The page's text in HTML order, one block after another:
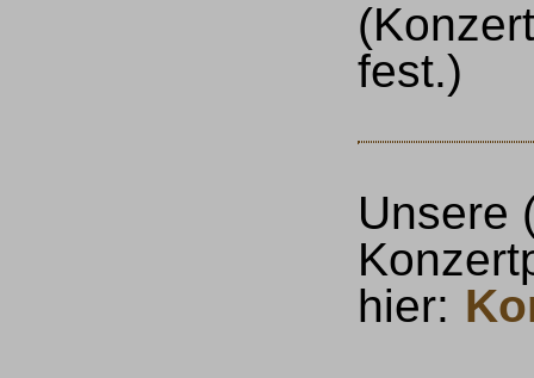
fest.)
Unsere
hier: